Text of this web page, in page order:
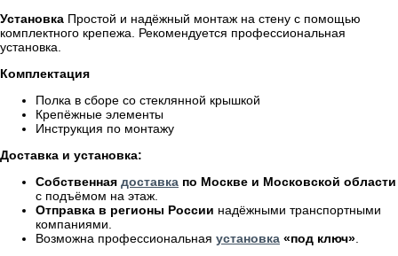
Установка Простой и надёжный монтаж на стену с помощью
комплектного крепежа. Рекомендуется профессиональная
установка.
Комплектация
Полка в сборе со стеклянной крышкой
Крепёжные элементы
Инструкция по монтажу
Доставка и установка:
Собственная доставка по Москве и Московской области
с подъёмом на этаж.
Отправка в регионы России надёжными транспортными
компаниями.
Возможна профессиональная установка «под ключ»